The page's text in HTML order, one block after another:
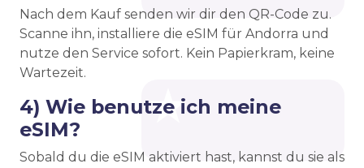
Nach dem Kauf senden wir dir den QR-Code zu.
Scanne ihn, installiere die eSIM für Andorra und
nutze den Service sofort. Kein Papierkram, keine
Wartezeit.
4) Wie benutze ich meine
eSIM?
Sobald du die eSIM aktiviert hast, kannst du sie als